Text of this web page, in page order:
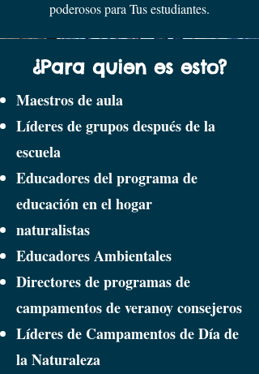
poderosos para Tus estudiantes.
¿Para quien es esto?
Maestros de aula
Líderes de grupos después de la
escuela
Educadores del programa de
educación en el hogar
naturalistas
Educadores Ambientales
Directores de programas de
campamentos de veranoy consejeros
Líderes de Campamentos de Día de
la Naturaleza